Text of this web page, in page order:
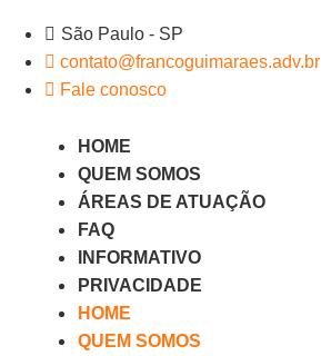
para
conteúdo
São Paulo - SP
contato@francoguimaraes.adv.br
Fale conosco
HOME
QUEM SOMOS
ÁREAS DE ATUAÇÃO
FAQ
INFORMATIVO
PRIVACIDADE
HOME
QUEM SOMOS